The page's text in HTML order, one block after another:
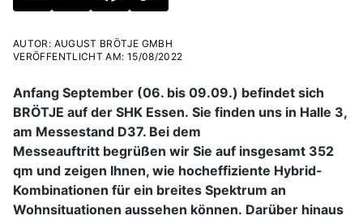
AUTOR : AUGUST BRÖTJE GMBH
VERÖFFENTLICHT AM: 15/08/2022
Anfang September (06. bis 09.09.) befindet sich
BRÖTJE auf der SHK Essen. Sie finden uns in Halle 3,
am Messestand D37. Bei dem
Messeauftritt begrüßen wir Sie auf insgesamt 352
qm und zeigen Ihnen, wie hocheffiziente Hybrid-
Kombinationen für ein breites Spektrum an
Wohnsituationen aussehen können. Darüber hinaus